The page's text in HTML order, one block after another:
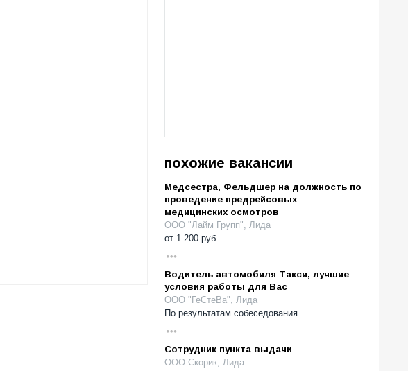
похожие вакансии
Медсестра, Фельдшер на должность по
проведение предрейсовых
медицинских осмотров
ООО "Лайм Групп", Лида
от 1 200 руб.
Водитель автомобиля Такси, лучшие
условия работы для Вас
ООО "ГеСтеВа", Лида
По результатам собеседования
Сотрудник пункта выдачи
ООО Скорик, Лида